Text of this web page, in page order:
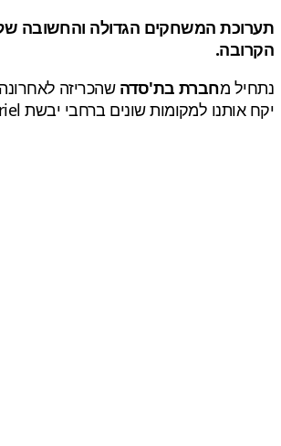
הקרובה.
נתחיל מחברת בת'סדה שהכריזה
יקח אותנו למקומות שונים ברחבי יבשת Tamriel. צפו בטריילר: